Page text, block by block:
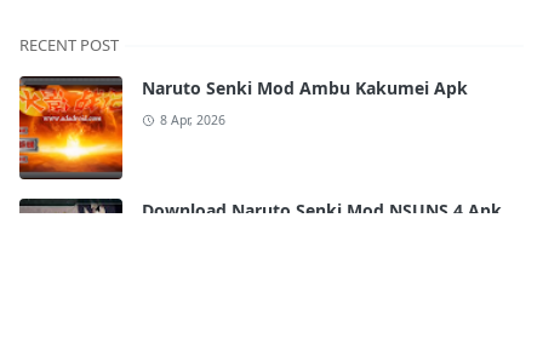
RECENT POST
Naruto Senki Mod Ambu Kakumei Apk
8 Apr, 2026
Download Naruto Senki Mod NSUNS 4 Apk